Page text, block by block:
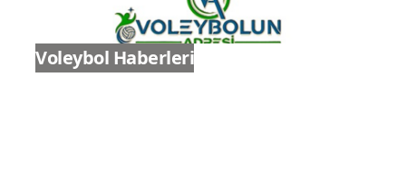
Voleybol Haberleri